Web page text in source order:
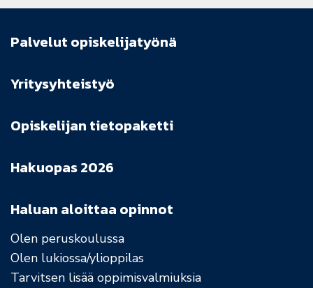
Haluan aloittaa opinnot
Olen peruskoulussa
Olen lukiossa/ylioppilas
Tarvitsen lisää oppimisvalmiuksia
Palvelut opiskelijatyönä
Yritysyhteistyö
Opiskelijan tietopaketti
Hakuopas 2026